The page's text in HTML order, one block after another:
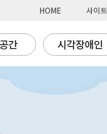
HOME 사이
간 시각장애인